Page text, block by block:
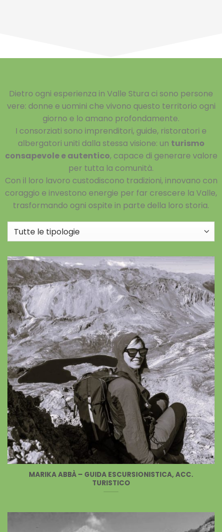
Dietro ogni esperienza in Valle Stura ci sono persone
vere: donne e uomini che vivono questo territorio ogni
giorno e lo amano profondamente.
I consorziati sono imprenditori, guide, ristoratori e
albergatori uniti dalla stessa visione: un turismo
consapevole e autentico, capace di generare valore
per tutta la comunità.
Con il loro lavoro custodiscono tradizioni, innovano con
coraggio e investono energie per far crescere la Valle,
trasformando ogni ospite in parte della loro storia.
MARIKA ABBÀ – GUIDA ESCURSIONISTICA, ACC.
TURISTICO